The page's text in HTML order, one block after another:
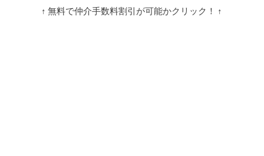
↑ 無料で仲介手数料割引が可能かクリック！ ↑